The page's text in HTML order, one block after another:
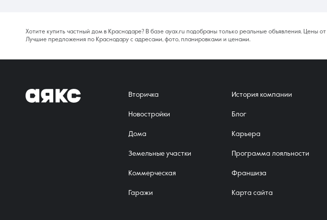
Хотите купить частный дом в Краснодаре? В базе ayax.ru подобраны только реальные объявления. Цены от
Лучшие предложения по Краснодару с адресами, фото, планировками и ценами.
Вторичка
Новостройки
Дома
Земельные участки
Коммерческая
Гаражи
История компании
Блог
Карьера
Программа лояльности
Франшиза
Карта сайта